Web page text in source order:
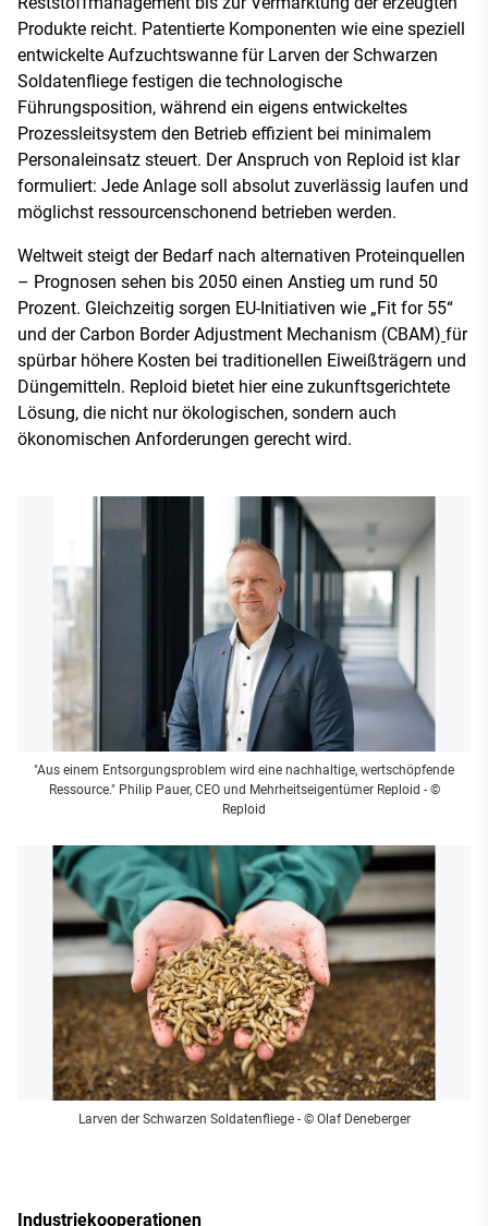
Produkte reicht. Patentierte Komponenten wie eine speziell
entwickelte Aufzuchtswanne für Larven der Schwarzen
Soldatenfliege festigen die technologische
Führungsposition, während ein eigens entwickeltes
Prozessleitsystem den Betrieb effizient bei minimalem
Personaleinsatz steuert. Der Anspruch von Reploid ist klar
formuliert: Jede Anlage soll absolut zuverlässig laufen und
möglichst ressourcenschonend betrieben werden.
Weltweit steigt der Bedarf nach alternativen Proteinquellen
– Prognosen sehen bis 2050 einen Anstieg um rund 50
Prozent. Gleichzeitig sorgen EU-Initiativen wie „Fit for 55“
und der Carbon Border Adjustment Mechanism (CBAM) für
spürbar höhere Kosten bei traditionellen Eiweißträgern und
Düngemitteln. Reploid bietet hier eine zukunftsgerichtete
Lösung, die nicht nur ökologischen, sondern auch
ökonomischen Anforderungen gerecht wird.
"Aus einem Entsorgungsproblem wird eine nachhaltige, wertschöpfende
Ressource." Philip Pauer, CEO und Mehrheitseigentümer Reploid - ©
Reploid
Larven der Schwarzen Soldatenfliege- © Olaf Deneberger
Industriekooperationen